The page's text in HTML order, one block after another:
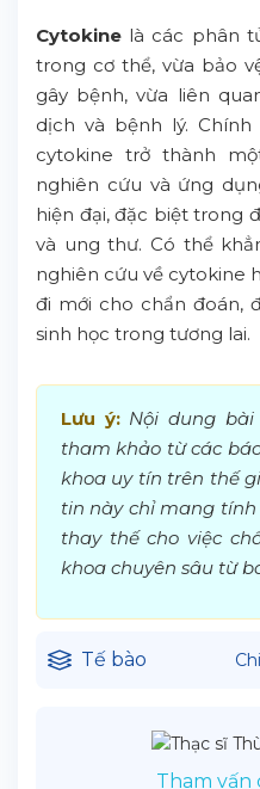
Cytokine là các phân
trong cơ thể, vừa bảo
gây bệnh, vừa liên
dịch và bệnh lý.
cytokine trở thành
nghiên cứu và ứng
hiện đại, đặc biệt trong
và ung thư. Có thể
nghiên cứu về cytokine
đi mới cho chẩn đoán,
sinh học trong tương lai.
Lưu ý:Nội dung bài
tham khảo từ các
khoa uy tín trên thế
tin này chỉ mang
thay thế cho việc
khoa chuyên sâu từ
Tế bào
Tham vấn